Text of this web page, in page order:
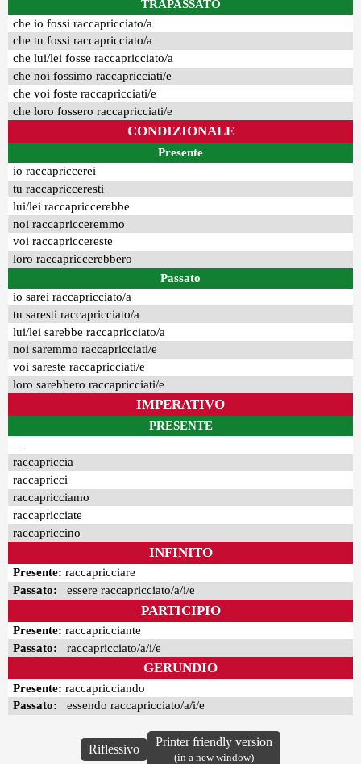
TRAPASSATO
che io fossi raccapricciato/a
che tu fossi raccapricciato/a
che lui/lei fosse raccapricciato/a
che noi fossimo raccapricciati/e
che voi foste raccapricciati/e
che loro fossero raccapricciati/e
CONDIZIONALE
Presente
io raccapriccerei
tu raccapricceresti
lui/lei raccapriccerebbe
noi raccapricceremmo
voi raccapriccereste
loro raccapriccerebbero
Passato
io sarei raccapricciato/a
tu saresti raccapricciato/a
lui/lei sarebbe raccapricciato/a
noi saremmo raccapricciati/e
voi sareste raccapricciati/e
loro sarebbero raccapricciati/e
IMPERATIVO
PRESENTE
—
raccapriccia
raccapricci
raccapricciamo
raccapricciate
raccapriccino
INFINITO
Presente: raccapricciare
Passato: essere raccapricciato/a/i/e
PARTICIPIO
Presente: raccapricciante
Passato: raccapricciato/a/i/e
GERUNDIO
Presente: raccapricciando
Passato: essendo raccapricciato/a/i/e
Riflessivo
Printer friendly version
(in a new window)